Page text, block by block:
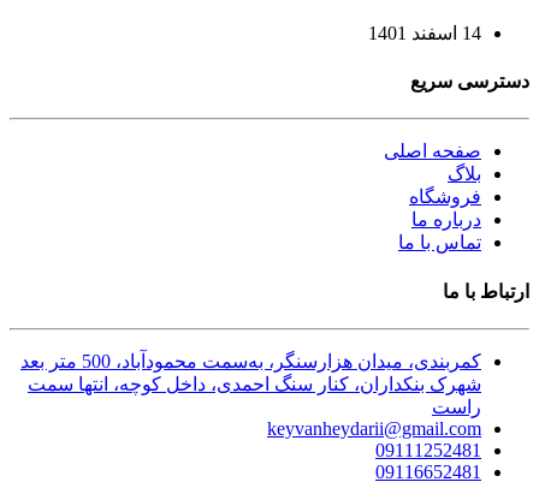
14 اسفند 1401
دسترسی سریع
صفحه اصلی
بلاگ
فروشگاه
درباره ما
تماس با ما
ارتباط با ما
کمربندی، میدان هزارسنگر، به‌سمت محمودآباد، 500 متر بعد
شهرک بنکداران، کنار سنگ احمدی، داخل کوچه، انتها سمت
راست
keyvanheydarii@gmail.com
09111252481
09116652481